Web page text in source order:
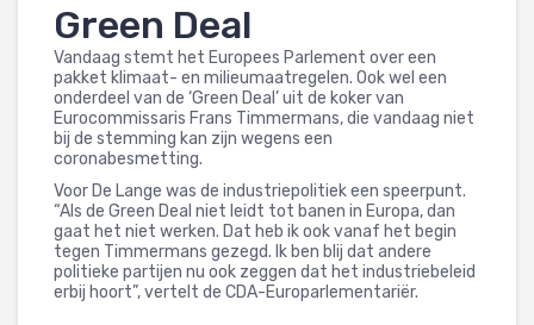
Green Deal
Vandaag stemt het Europees Parlement over een
pakket klimaat- en milieumaatregelen. Ook wel een
onderdeel van de ‘Green Deal’ uit de koker van
Eurocommissaris Frans Timmermans, die vandaag niet
bij de stemming kan zijn wegens een
coronabesmetting.
Voor De Lange was de industriepolitiek een speerpunt.
“Als de Green Deal niet leidt tot banen in Europa, dan
gaat het niet werken. Dat heb ik ook vanaf het begin
tegen Timmermans gezegd. Ik ben blij dat andere
politieke partijen nu ook zeggen dat het industriebeleid
erbij hoort”, vertelt de CDA-Europarlementariër.